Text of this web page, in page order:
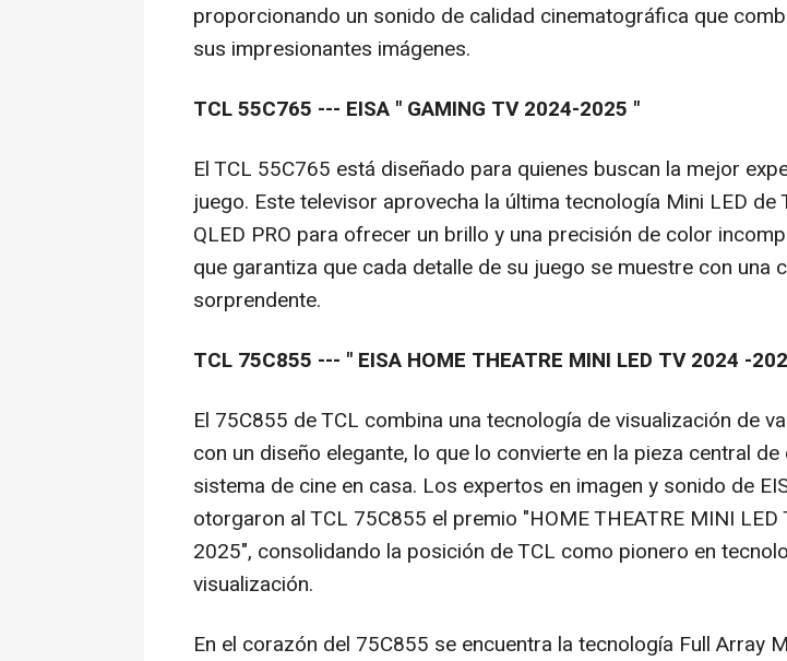
proporcionando un sonido de calidad cinematográfica que
sus impresionantes imágenes.
TCL 55C765 --- EISA " GAMING TV 2024-2025 "
El TCL 55C765 está diseñado para quienes buscan la mejor
juego. Este televisor aprovecha la última tecnología Mini LED de
QLED PRO para ofrecer un brillo y una precisión de color
que garantiza que cada detalle de su juego se muestre con una
sorprendente.
TCL 75C855 --- " EISA HOME THEATRE MINI LED TV 2024 -202
El 75C855 de TCL combina una tecnología de visualización de
con un diseño elegante, lo que lo convierte en la pieza central de
sistema de cine en casa. Los expertos en imagen y sonido de
otorgaron al TCL 75C855 el premio "HOME THEATRE MINI
2025", consolidando la posición de TCL como pionero en
visualización.
En el corazón del 75C855 se encuentra la tecnología Full Array